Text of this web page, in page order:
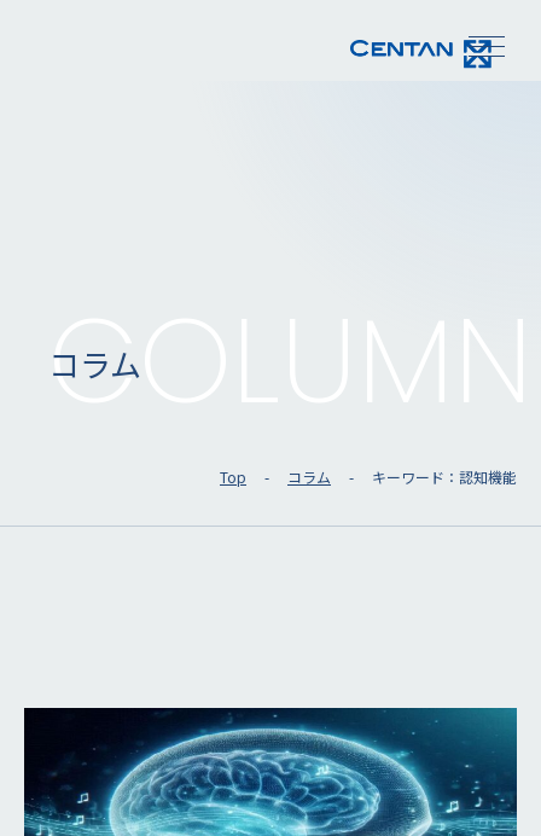
COLUMN
コラム
Top コラム キーワード：認知機能